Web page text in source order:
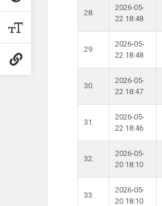
28.
2026-05-
22 18:48
29.
2026-05-
22 18:48
30.
2026-05-
22 18:47
31.
2026-05-
22 18:46
32.
2026-05-
20 18:10
33.
2026-05-
20 18:10